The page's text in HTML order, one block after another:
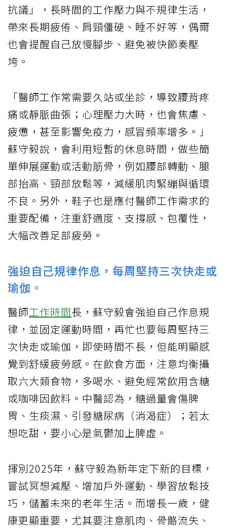
抗議」，長時間的工作壓力與不規律生活，
帶來長期疲倦、肩頸僵硬、睡不好等，偶爾
也會提醒自己放慢腳步、避免被快節奏壓
垮。
「醫師工作常需要久站或坐診，導致腰背疼
痛或靜脈曲張；心理壓力大時，也會焦慮、
疲憊，甚至影響免疫力，感冒頻率增多。」
蘇守毅說，會利用短暫的休息時間，做些簡
單伸展運動或活動筋骨，例如腰部轉動、腿
部抬高、頸部放鬆等，減緩肌肉緊繃與循環
不良。另外，鞋子也是應付醫師工作需求的
重要配備，注重舒適度、支撐感、包覆性，
大幅改善足部疲勞。
強迫自己規律作息，每周堅持三次快走或
瑜伽。
醫師工作時間長，蘇守毅會強迫自己作息規
律，並固定運動時間，再忙也要每周堅持三
次快走或瑜伽，即使時間不長，但能明顯感
覺到舒緩疲勞感。在飲食方面，注意均衡攝
取六大類食物，多喝水、避免經常飲用含糖
或咖啡因飲料。中醫認為，糖過量會傷脾
胃、生痰濕、引發糖尿病（消渴症）；若太
想吃甜，要小心是氣鬱加上脾虛。
揮別2025年，蘇守毅為新年定下新的目標，
嘗試冥想減壓、增加戶外運動、學習放鬆技
巧，儲蓄未來的老年生活。而增長一歲，健
康更顯重要，尤其要注意肌肉、骨骼流失、